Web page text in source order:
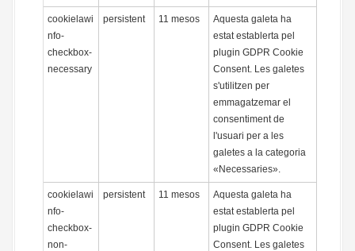
cookielawi
nfo-
checkbox-
necessary
persistent 11 mesos
Aquesta galeta ha
estat establerta pel
plugin GDPR Cookie
Consent. Les galetes
s'utilitzen per
emmagatzemar el
consentiment de
l'usuari per a les
galetes a la categoria
«Necessaries».
cookielawi
nfo-
checkbox-
non-
persistent 11 mesos
Aquesta galeta ha
estat establerta pel
plugin GDPR Cookie
Consent. Les galetes